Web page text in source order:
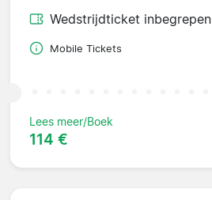
Wedstrijdticket inbegrepen
Mobile Tickets
Lees meer/Boek
114 €